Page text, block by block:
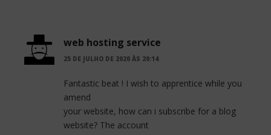
web hosting service
25 DE JULHO DE 2020 ÀS 20:14
Fantastic beat ! I wish to apprentice while you
amend
your website, how can i subscribe for a blog
website? The account